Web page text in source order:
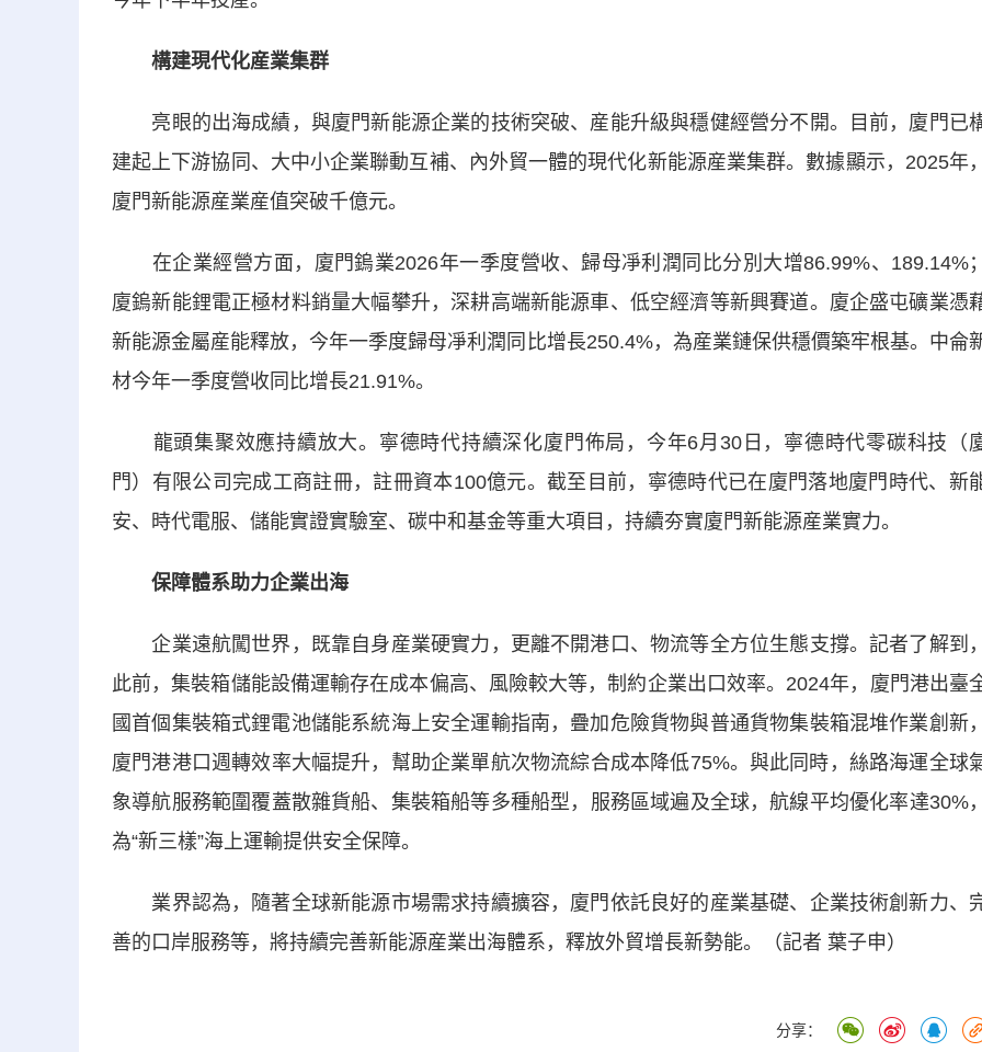
構建現代化産業集群
亮眼的出海成績，與廈門新能源企業的技術突破、産能升級與穩健經營分不開。目前，廈門已
建起上下游協同、大中小企業聯動互補、內外貿一體的現代化新能源産業集群。數據顯示，2025年，
廈門新能源産業産值突破千億元。
在企業經營方面，廈門鎢業2026年一季度營收、歸母凈利潤同比分別大增86.99%、189.14%；
廈鎢新能鋰電正極材料銷量大幅攀升，深耕高端新能源車、低空經濟等新興賽道。廈企盛屯礦業憑
新能源金屬産能釋放，今年一季度歸母凈利潤同比增長250.4%，為産業鏈保供穩價築牢根基。中侖
材今年一季度營收同比增長21.91%。
龍頭集聚效應持續放大。寧德時代持續深化廈門佈局，今年6月30日，寧德時代零碳科技（
門）有限公司完成工商註冊，註冊資本100億元。截至目前，寧德時代已在廈門落地廈門時代、新
安、時代電服、儲能實證實驗室、碳中和基金等重大項目，持續夯實廈門新能源産業實力。
保障體系助力企業出海
企業遠航闖世界，既靠自身産業硬實力，更離不開港口、物流等全方位生態支撐。記者了解到，
此前，集裝箱儲能設備運輸存在成本偏高、風險較大等，制約企業出口效率。2024年，廈門港出臺
國首個集裝箱式鋰電池儲能系統海上安全運輸指南，疊加危險貨物與普通貨物集裝箱混堆作業創新，
廈門港港口週轉效率大幅提升，幫助企業單航次物流綜合成本降低75%。與此同時，絲路海運全球
象導航服務範圍覆蓋散雜貨船、集裝箱船等多種船型，服務區域遍及全球，航線平均優化率達30%，
為“新三樣”海上運輸提供安全保障。
業界認為，隨著全球新能源市場需求持續擴容，廈門依託良好的産業基礎、企業技術創新力、
善的口岸服務等，將持續完善新能源産業出海體系，釋放外貿增長新勢能。（記者 葉子申）
分享：